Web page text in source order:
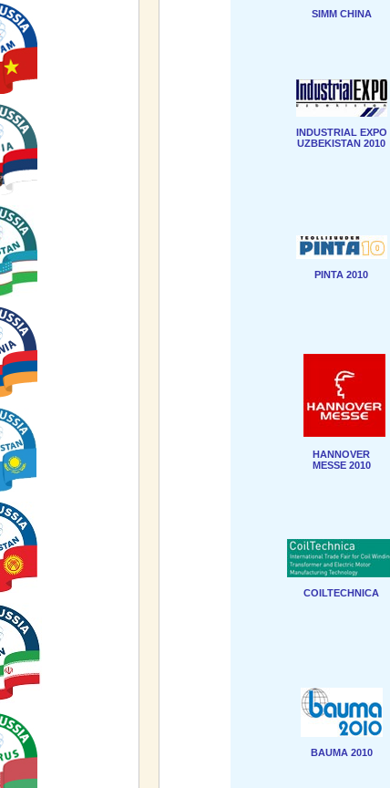
SIMM CHINA
INDUSTRIAL EXPO
UZBEKISTAN 2010
PINTA 2010
HANNOVER
MESSE 2010
COILTECHNICA
BAUMA 2010